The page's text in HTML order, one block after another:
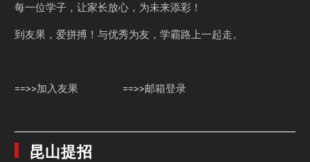
每一位学子，让家长放心，为未来添彩！
到友果，爱拼搏！与优秀为友，学霸路上一起走。
==>>加入友果 ==>>邮箱登录
昆山提招